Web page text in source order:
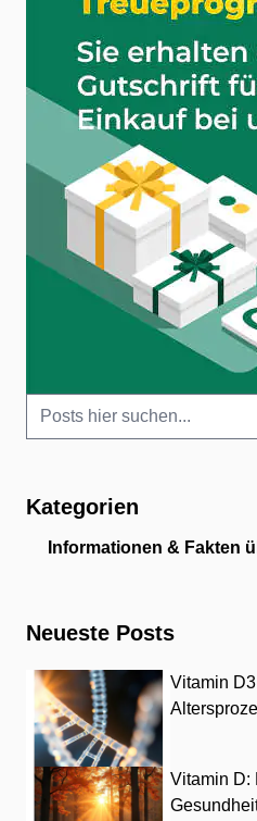
Kategorien
Informationen & Fakten
Neueste Posts
Vitamin
Vitamin D: